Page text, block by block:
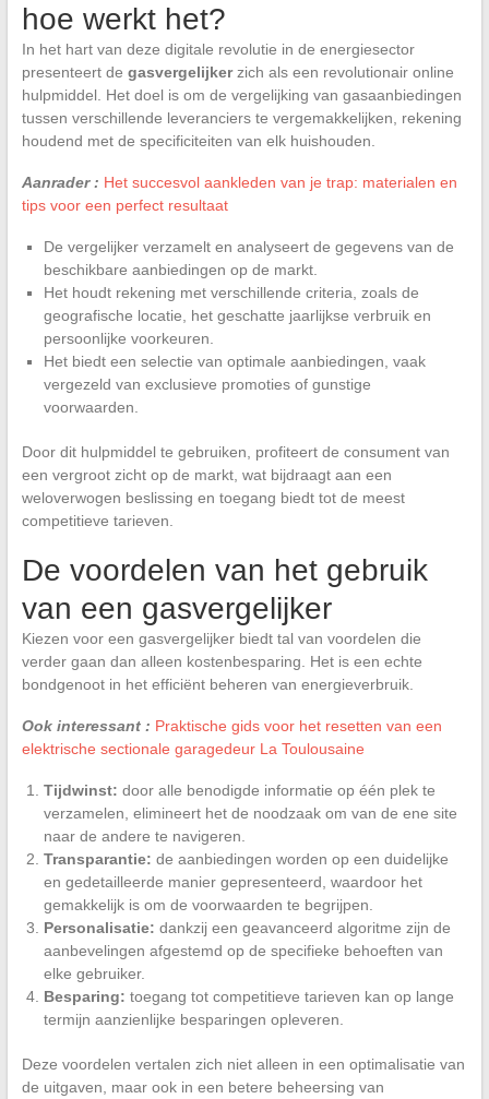
hoe werkt het?
In het hart van deze digitale revolutie in de energiesector
presenteert de gasvergelijkerzich als een revolutionair online
hulpmiddel. Het doel is om de vergelijking van gasaanbiedingen
tussen verschillende leveranciers te vergemakkelijken, rekening
houdend met de specificiteiten van elk huishouden.
Aanrader : Het succesvol aankleden van je trap: materialen en
tips voor een perfect resultaat
De vergelijker verzamelt en analyseert de gegevens van de
beschikbare aanbiedingen op de markt.
Het houdt rekening met verschillende criteria, zoals de
geografische locatie, het geschatte jaarlijkse verbruik en
persoonlijke voorkeuren.
Het biedt een selectie van optimale aanbiedingen, vaak
vergezeld van exclusieve promoties of gunstige
voorwaarden.
Door dit hulpmiddel te gebruiken, profiteert de consument van
een vergroot zicht op de markt, wat bijdraagt aan een
weloverwogen beslissing en toegang biedt tot de meest
competitieve tarieven.
De voordelen van het gebruik
van een gasvergelijker
Kiezen voor een gasvergelijker biedt tal van voordelen die
verder gaan dan alleen kostenbesparing. Het is een echte
bondgenoot in het efficiënt beheren van energieverbruik.
Ook interessant : Praktische gids voor het resetten van een
elektrische sectionale garagedeur La Toulousaine
Tijdwinst: door alle benodigde informatie op één plek te
verzamelen, elimineert het de noodzaak om van de ene site
naar de andere te navigeren.
Transparantie: de aanbiedingen worden op een duidelijke
en gedetailleerde manier gepresenteerd, waardoor het
gemakkelijk is om de voorwaarden te begrijpen.
Personalisatie: dankzij een geavanceerd algoritme zijn de
aanbevelingen afgestemd op de specifieke behoeften van
elke gebruiker.
Besparing: toegang tot competitieve tarieven kan op lange
termijn aanzienlijke besparingen opleveren.
Deze voordelen vertalen zich niet alleen in een optimalisatie van
de uitgaven, maar ook in een betere beheersing van